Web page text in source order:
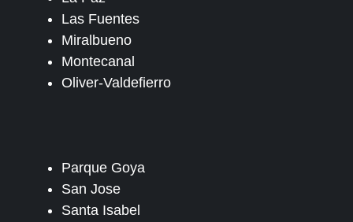
Las Fuentes
Miralbueno
Montecanal
Oliver-Valdefierro
Parque Goya
San Jose
Santa Isabel